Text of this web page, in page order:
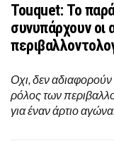
Touquet: Το
συνυπάρχουν οι
Οχι, δεν αδιαφορούν
ρόλος των
για έναν άρτιο